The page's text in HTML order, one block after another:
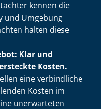
kennen die
und Umgebung
halten diese
Klar und
Kosten.
eine verbindliche
Kosten im
unerwarteten